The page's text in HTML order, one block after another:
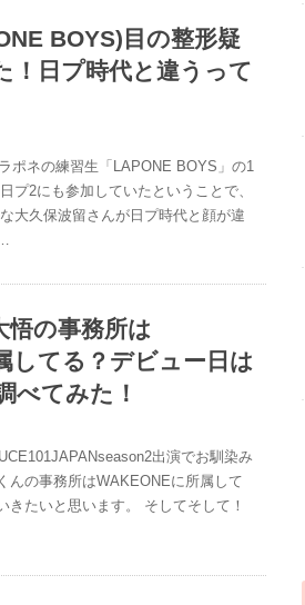
BOYS)目の整形疑
！日プ時代と違うって
ポネの練習生「LAPONE BOYS」の1
プ2にも参加していたということで、
大久保波留さんが日プ時代と顔が違
悟の事務所は
してる？デビュー日は
べてみた！
出演でお馴染み
んの事務所はWAKEONEに所属して
きたいと思います。 そしてそして！